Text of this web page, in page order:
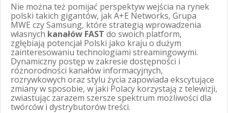
Nie można też pomijać perspektyw wejścia na rynek
polski takich gigantów, jak A+E Networks, Grupa
MWE czy Samsung, które strategią wprowadzenia
własnych kanałów FAST do swoich platform,
zgłębiają potencjał Polski jako kraju o dużym
zainteresowaniu technologiami streamingowymi.
Dynamiczny postęp w zakresie dostępności i
różnorodności kanałów informacyjnych,
rozrywkowych oraz stylu życia zapowiada ekscytujące
zmiany w sposobie, w jaki Polacy korzystają z telewizji,
zwiastując zarazem szersze spektrum możliwości dla
twórców i dystrybutorów treści.